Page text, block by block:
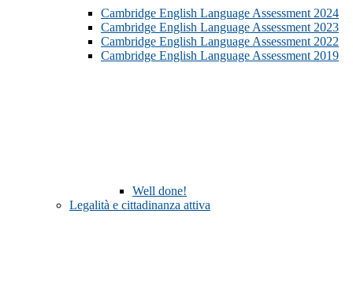
Cambridge English Language Assessment 2024
Cambridge English Language Assessment 2023
Cambridge English Language Assessment 2022
Cambridge English Language Assessment 2019
Well done!
Legalità e cittadinanza attiva